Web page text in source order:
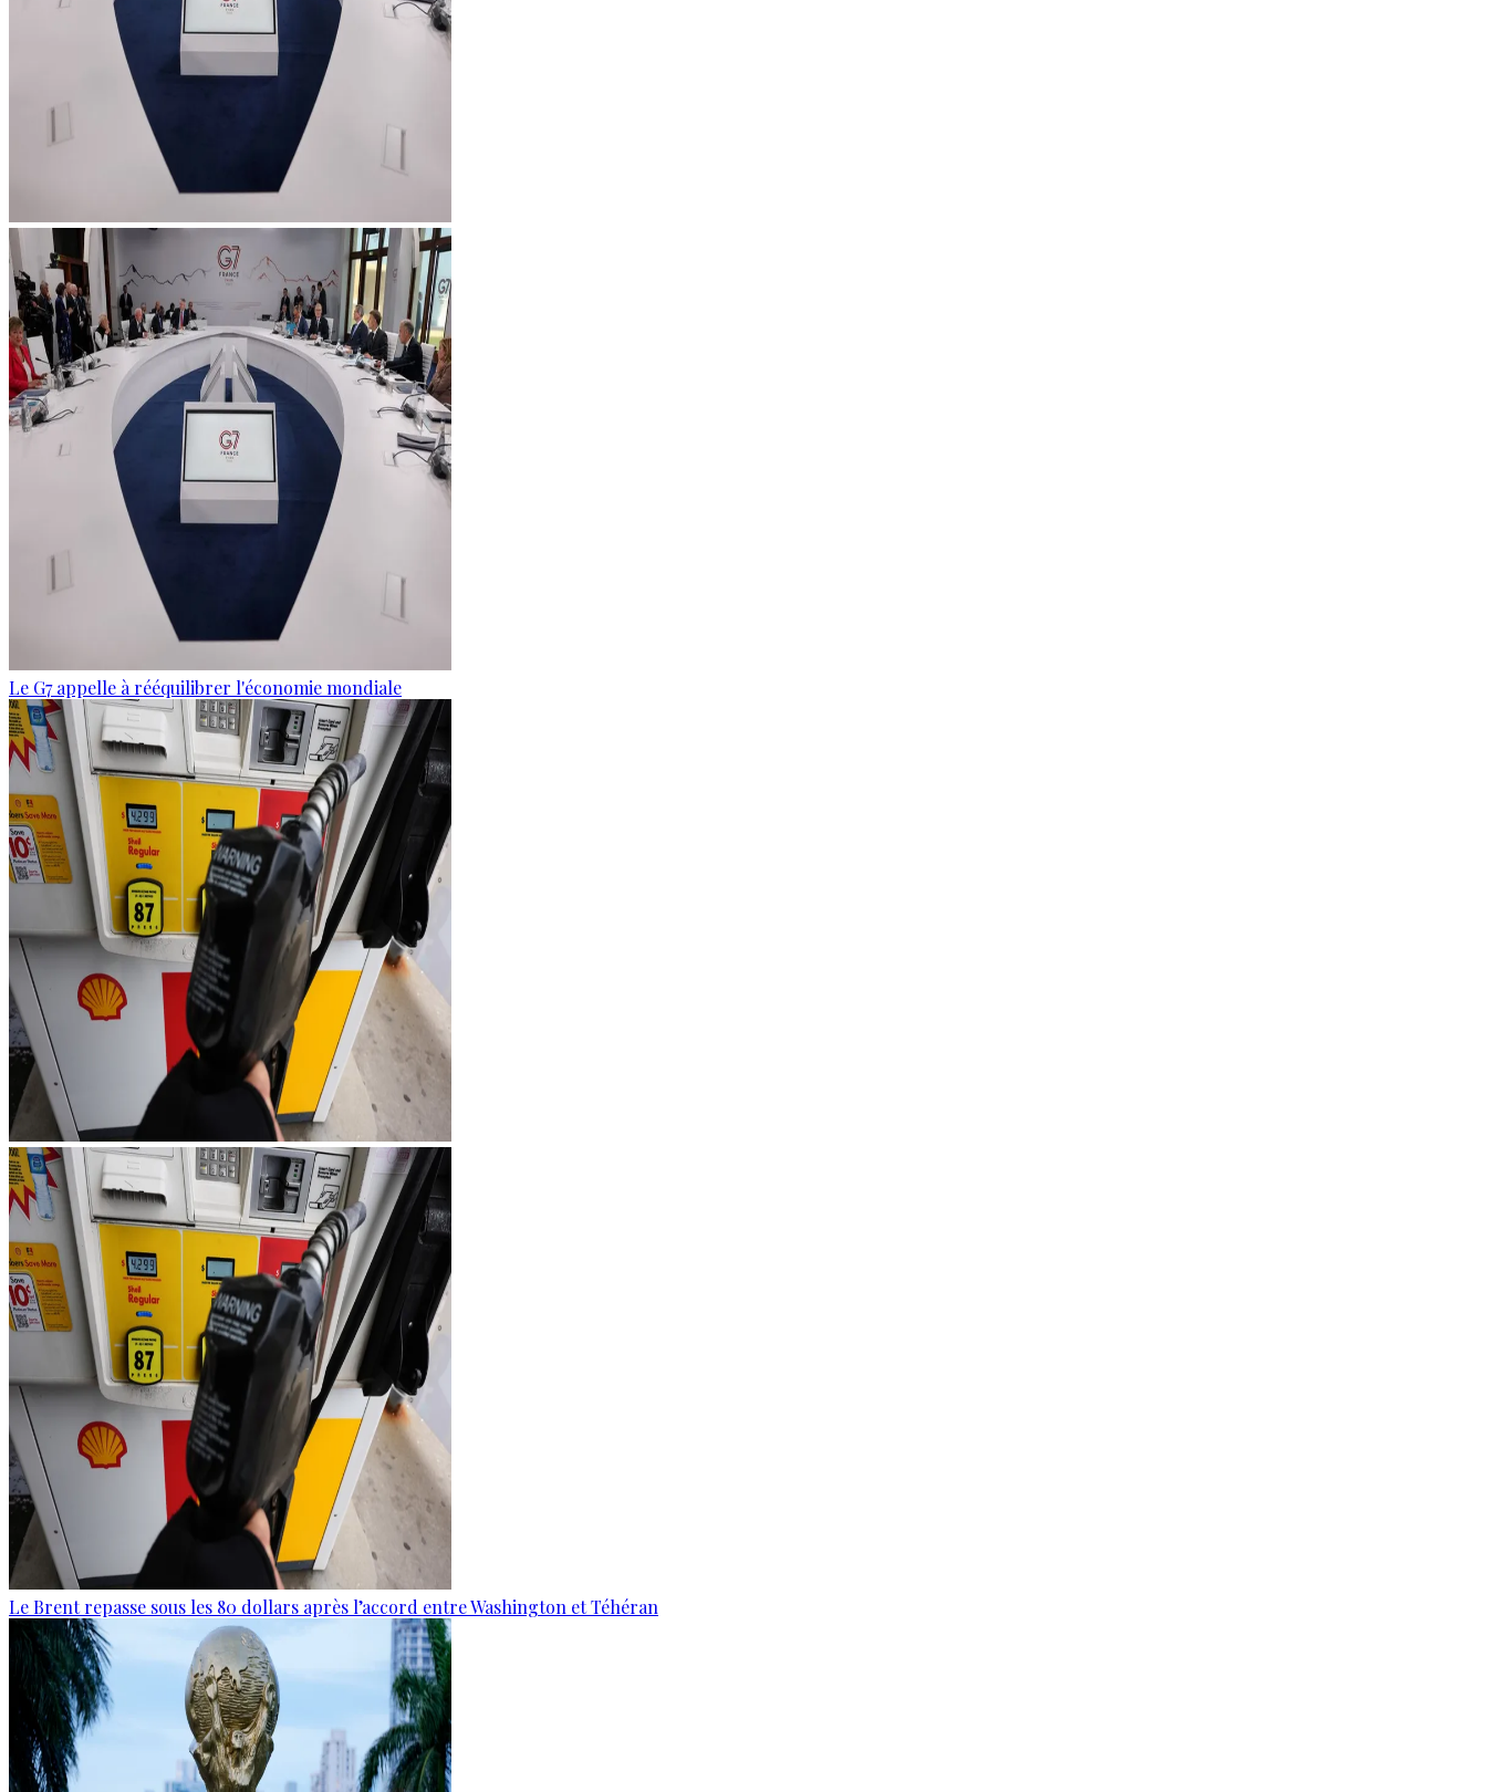
Le G7 appelle à rééquilibrer l'économie mondiale
Le Brent repasse sous les 80 dollars après l’accord entre Washington et Téhéran